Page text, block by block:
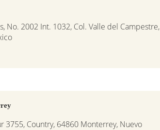
No. 2002 Int. 1032, Col. Valle del Campestre,
3755, Country, 64860 Monterrey, Nuevo